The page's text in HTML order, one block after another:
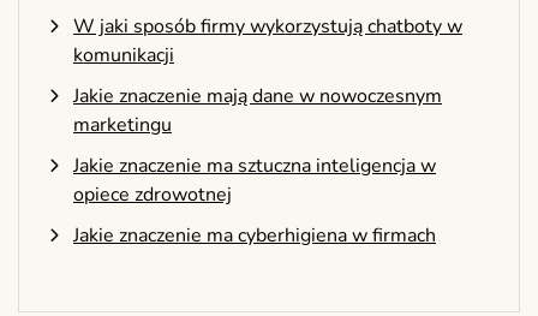
W jaki sposób firmy wykorzystują chatboty w
komunikacji
Jakie znaczenie mają dane w nowoczesnym
marketingu
Jakie znaczenie ma sztuczna inteligencja w
opiece zdrowotnej
Jakie znaczenie ma cyberhigiena w firmach